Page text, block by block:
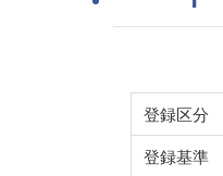
登録区分
登録基準